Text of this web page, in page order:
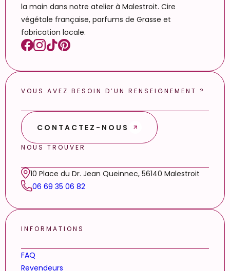
la main dans notre atelier à Malestroit. Cire
végétale française, parfums de Grasse et
fabrication locale.
VOUS AVEZ BESOIN D’UN RENSEIGNEMENT ?
CONTACTEZ-NOUS
NOUS TROUVER
10 Place du Dr. Jean Queinnec, 56140 Malestroit
06 69 35 06 82
INFORMATIONS
FAQ
Revendeurs